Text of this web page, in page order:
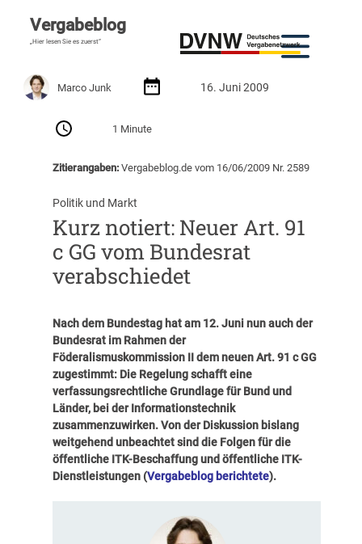
Vergabeblog
„Hier lesen Sie es zuerst“
Marco Junk 16. Juni 2009
1 Minute
Zitierangaben:Vergabeblog.de vom 16/06/2009 Nr. 2589
Politik und Markt
Kurz notiert: Neuer Art. 91
c GG vom Bundesrat
verabschiedet
Nach dem Bundestag hat am 12. Juni nun auch der
Bundesrat im Rahmen der
Föderalismuskommission II dem neuen Art. 91 c GG
zugestimmt: Die Regelung schafft eine
verfassungsrechtliche Grundlage für Bund und
Länder, bei der Informationstechnik
zusammenzuwirken. Von der Diskussion bislang
weitgehend unbeachtet sind die Folgen für die
öffentliche ITK-Beschaffung und öffentliche ITK-
Dienstleistungen (Vergabeblog berichtete).